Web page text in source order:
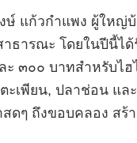
แก้วกำแพง ผู้ใหญ่บ้
ธารณะ โดยในปีนี้ไ
ะ ๓๐๐ บาท ​สำหรับ
ะเพียน, ปลาช่อน แ
ดๆ ถึงขอบคลอง สร้